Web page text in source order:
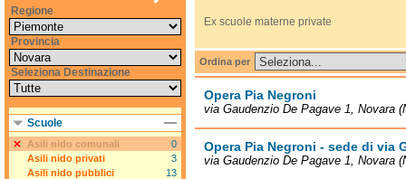
Ex scuole materne private
Ordina per
Opera Pia Negroni
via Gaudenzio De Pagave 1, Novara
Opera Pia Negroni - sede di via
via Gaudenzio De Pagave 1, Novara
Regione
Provincia
Seleziona Destinazione
Scuole
Asili nido comunali
0
Asili nido privati
3
Asili nido pubblici
13